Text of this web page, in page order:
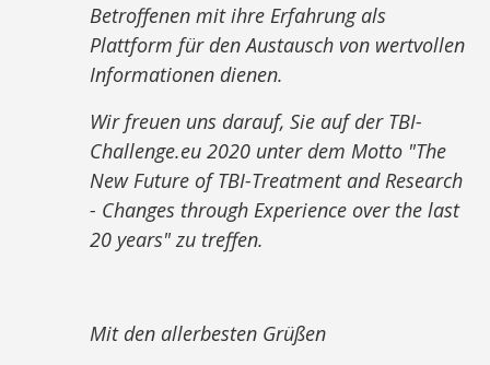
Betroffenen mit ihre Erfahrung als
Plattform für den Austausch von wertvollen
Informationen dienen.
Wir freuen uns darauf, Sie auf der TBI-
Challenge.eu 2020 unter dem Motto "The
New Future of TBI-Treatment and Research
- Changes through Experience over the last
20 years" zu treffen.
Mit den allerbesten Grüßen